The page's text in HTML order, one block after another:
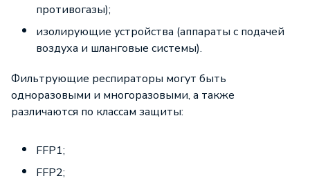
противогазы);
изолирующие устройства (аппараты с подачей
воздуха и шланговые системы).
Фильтрующие респираторы могут быть
одноразовыми и многоразовыми, а также
различаются по классам защиты:
FFP1;
FFP2;